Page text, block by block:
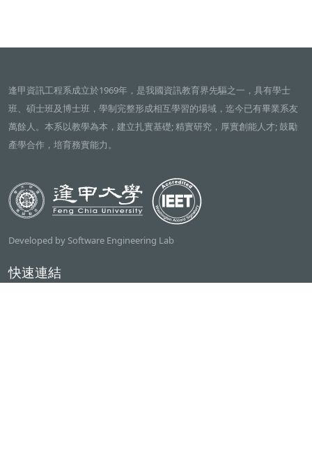
逢甲資訊工程系成立於1969年，是我國資訊教育界先驅之一，具有學士
班、碩士班及博士班，學制完整形成相互學習的場域，迄今已有畢業系友
萬餘人。本系以教學為本，建立扎實基礎; 精實研究，厚實創能人才; 鼓勵
產學合作，培育務實能力。
Developed by Software Engineering Lab
快速連結